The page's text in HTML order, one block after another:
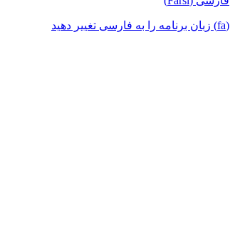
(fa) زبان برنامه را به فارسی تغییر دهید